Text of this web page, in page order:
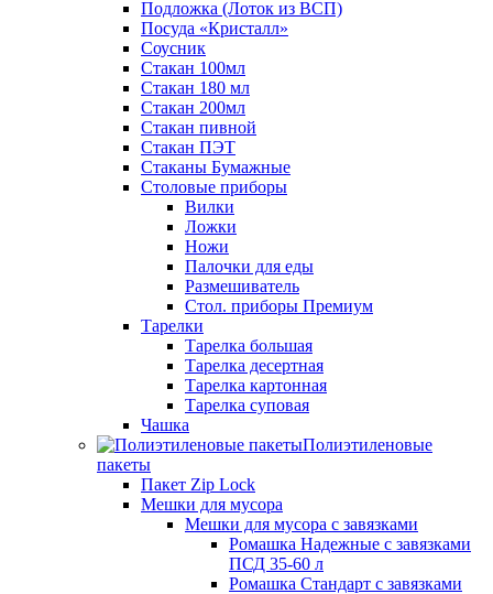
Подложка (Лоток из ВСП)
Посуда «Кристалл»
Соусник
Стакан 100мл
Стакан 180 мл
Стакан 200мл
Стакан пивной
Стакан ПЭТ
Стаканы Бумажные
Столовые приборы
Вилки
Ложки
Ножи
Палочки для еды
Размешиватель
Стол. приборы Премиум
Тарелки
Тарелка большая
Тарелка десертная
Тарелка картонная
Тарелка суповая
Чашка
Полиэтиленовые
пакеты
Пакет Zip Lock
Мешки для мусора
Мешки для мусора с завязками
Ромашка Надежные с завязками
ПСД 35-60 л
Ромашка Стандарт с завязками